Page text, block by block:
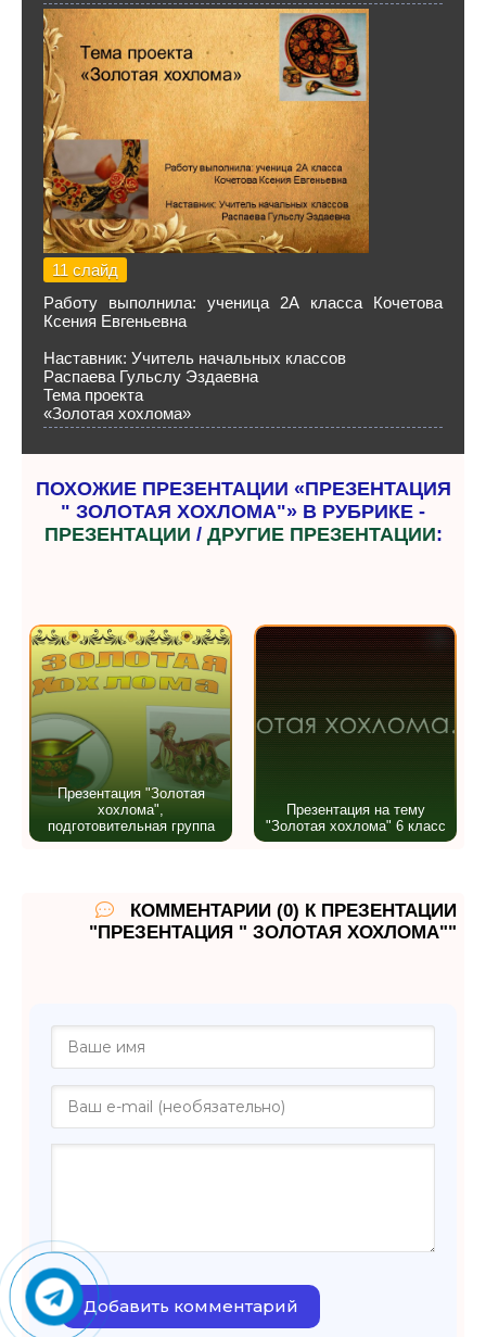
11 слайд
Работу выполнила: ученица 2А класса Кочетова
Ксения Евгеньевна
Наставник: Учитель начальных классов
Распаева Гульслу Эздаевна
Тема проекта
«Золотая хохлома»
ПОХОЖИЕ ПРЕЗЕНТАЦИИ «ПРЕЗЕНТАЦИЯ
" ЗОЛОТАЯ ХОХЛОМА"» В РУБРИКЕ -
ПРЕЗЕНТАЦИИ / ДРУГИЕ ПРЕЗЕНТАЦИИ:
Презентация "Золотая
хохлома",
подготовительная группа
Презентация на тему
"Золотая хохлома" 6 класс
КОММЕНТАРИИ (0) К ПРЕЗЕНТАЦИИ
"ПРЕЗЕНТАЦИЯ " ЗОЛОТАЯ ХОХЛОМА""
Добавить комментарий